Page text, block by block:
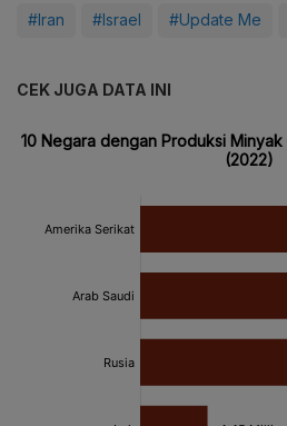
#Iran #Israel #Update Me
CEK JUGA DATA INI